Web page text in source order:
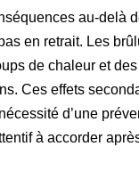
au-delà
en retrait. Les
de chaleur et des
Ces effets
d’une
à accorder